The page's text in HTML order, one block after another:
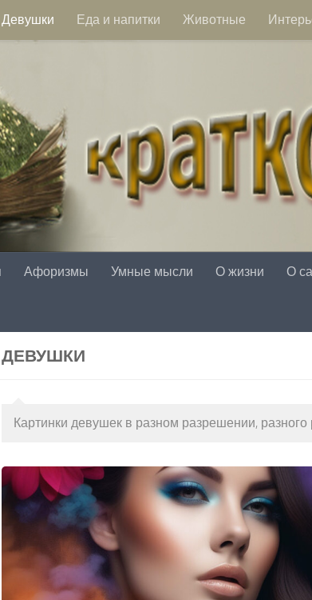
Девушки Еда и напитки Животные
Афоризмы Умные мысли О жизни О
ДЕВУШКИ
Картинки девушек в разном разрешении,